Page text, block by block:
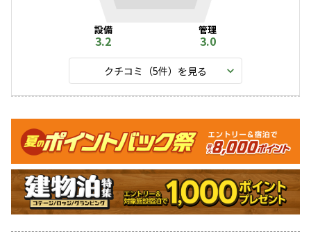
管理
3.0
設備
3.2
クチコミ（5件）を見る
キャンペーン